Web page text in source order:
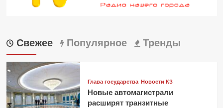
Свежее Популярное Тренды
Глава государства Новости КЗ
Новые автомагистрали
расширят транзитные